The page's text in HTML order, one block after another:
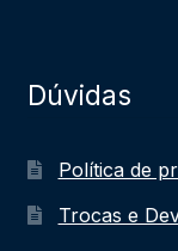
Dúvidas
Política de
Trocas e